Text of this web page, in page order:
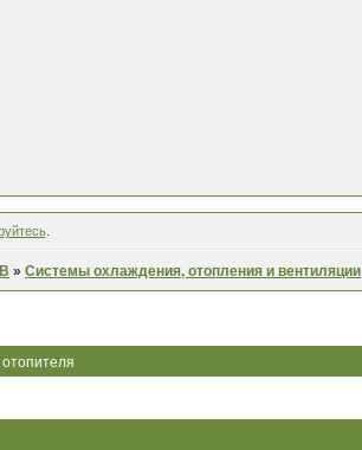
.
»Системы охлаждения, отопления и вентиляции